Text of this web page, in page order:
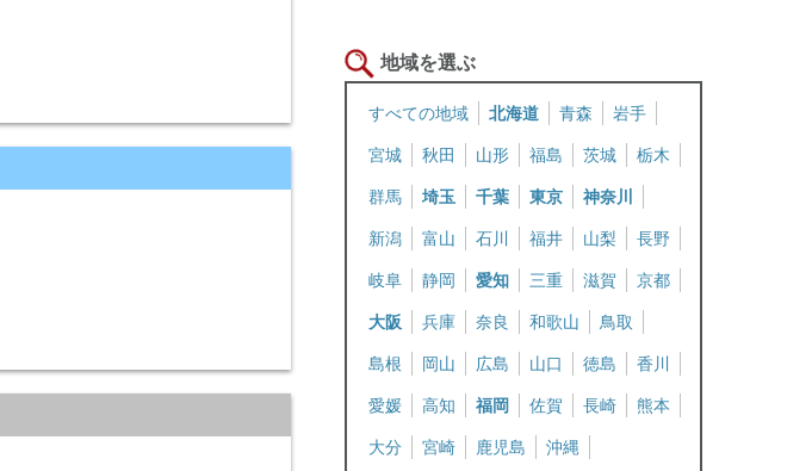
地域を選ぶ
すべての地域 北海道 青森 岩手
宮城 秋田 山形 福島 茨城 栃木
群馬 埼玉 千葉 東京 神奈川
新潟 富山 石川 福井 山梨 長野
岐阜 静岡 愛知 三重 滋賀 京都
大阪 兵庫 奈良 和歌山 鳥取
島根 岡山 広島 山口 徳島 香川
愛媛 高知 福岡 佐賀 長崎 熊本
大分 宮崎 鹿児島 沖縄